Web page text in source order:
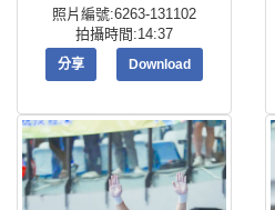
照片編號:6263-131102
拍攝時間:14:37
分享 Download